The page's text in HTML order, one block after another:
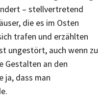
– stellvertretend
die es im Osten
trafen und erzählten
ungestört, auch wenn zu
Gestalten an den
ja, dass man